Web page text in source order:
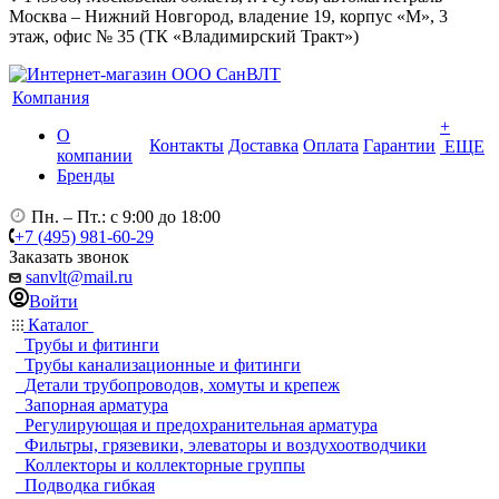
Москва – Нижний Новгород, владение 19, корпус «М», 3
этаж, офис № 35 (ТК «Владимирский Тракт»)
Компания
О
компании
Бренды
Контакты Доставка Оплата Гарантии
+
ЕЩЕ
Пн. – Пт.: с 9:00 до 18:00
+7 (495) 981-60-29
Заказать звонок
sanvlt@mail.ru
Войти
Каталог
Трубы и фитинги
Трубы канализационные и фитинги
Детали трубопроводов, хомуты и крепеж
Запорная арматура
Регулирующая и предохранительная арматура
Фильтры, грязевики, элеваторы и воздухоотводчики
Коллекторы и коллекторные группы
Подводка гибкая